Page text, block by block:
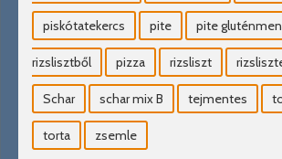
piskótatekercs pite pite
rizslisztből pizza rizsliszt
Schar schar mix B tejmentes
torta zsemle